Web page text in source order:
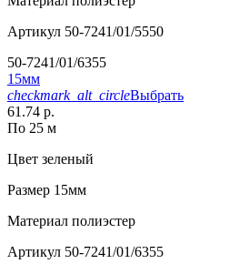
Артикул 50-7241/01/5550
50-7241/01/6355
15мм
checkmark_alt_circleВыбрать
61.74 р.
По 25 м
Цвет зеленый
Размер 15мм
Материал полиэстер
Артикул 50-7241/01/6355